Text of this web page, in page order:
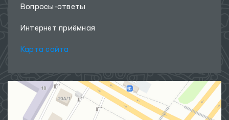
Вопросы-ответы
Интернет приёмная
Карта сайта